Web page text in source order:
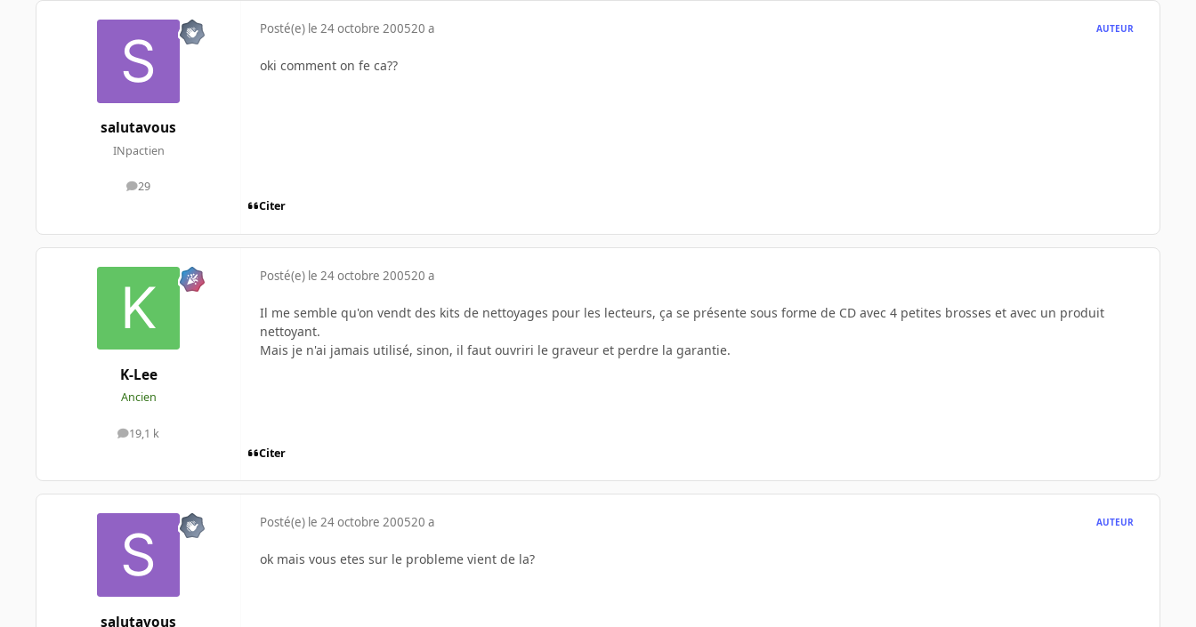
salutavous
INpactien
29
messages
Posté(e) le 24 octobre 200520 a AUTEUR
oki comment on fe ca??
Citer
K-Lee
Ancien
19,1 k
messages
Posté(e) le 24 octobre 200520 a
Il me semble qu'on vendt des kits de nettoyages pour les lecteurs, ça se présente sous forme de CD avec 4 petites brosses et avec un produit
nettoyant.
Mais je n'ai jamais utilisé, sinon, il faut ouvriri le graveur et perdre la garantie.
Citer
salutavous
Posté(e) le 24 octobre 200520 a AUTEUR
ok mais vous etes sur le probleme vient de la?